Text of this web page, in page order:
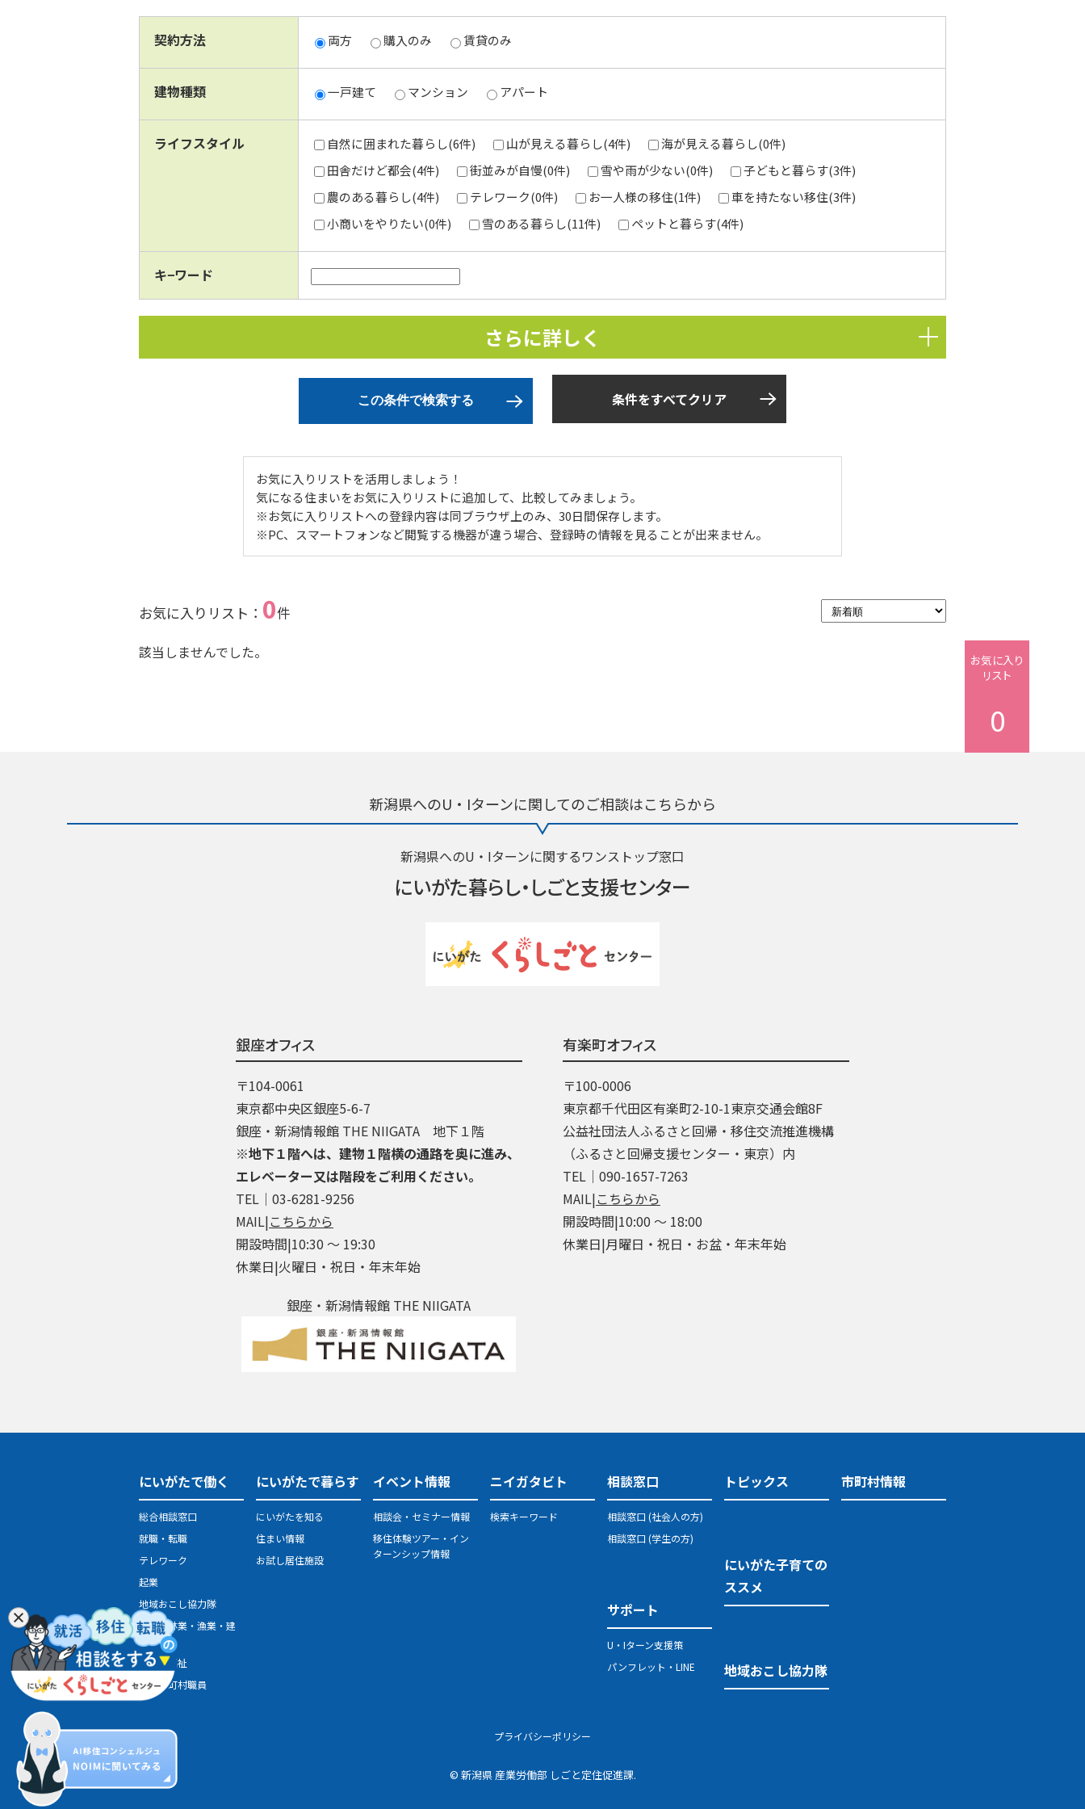
契約方法 両方 購入のみ 賃貸のみ
建物種類 一戸建て マンション アパート
ライフスタイル 自然に囲まれた暮らし(6件) 山が見える暮らし(4件)
海が見える暮らし(0件)
田舎だけど都会(4件)
街並みが自慢(0件) 雪や雨が少ない(0件)
子どもと暮らす(3件)
農のある暮らし(4件)
テレワーク(0件) お一人様の移住(1件)
車を持たない移住(3件)
小商いをやりたい(0件)
雪のある暮らし(11件) ペットと暮らす(4件)
キ−ワード
さらに詳しく
この条件で検索する 条件をすべてクリア
お気に入りリストを活用しましょう！
気になる住まいをお気に入りリストに追加して、比較してみましょう。
※お気に入りリストへの登録内容は同ブラウザ上のみ、30日間保存します。
※PC、スマートフォンなど閲覧する機器が違う場合、登録時の情報を見ることが出来ません。
お気に入りリスト： 0件
お気に入り
リスト
0
該当しませんでした。
新潟県へのU・Iターンに関してのご相談はこちらから
新潟県へのU・Iターンに関するワンストップ窓口
にいがた暮らし・しごと支援センター
銀座オフィス
〒104-0061
東京都中央区銀座5-6-7
銀座・新潟情報館 THE NIIGATA 地下１階
※地下１階へは、建物１階横の通路を奥に進み、
エレベーター又は階段をご利用ください。
TEL│03-6281-9256
MAIL|こちらから
開設時間|10:30 ～ 19:30
休業日|火曜日・祝日・年末年始
銀座・新潟情報館 THE NIIGATA
有楽町オフィス
〒100-0006
東京都千代田区有楽町2-10-1東京交通会館8F
公益社団法人ふるさと回帰・移住交流推進機構
（ふるさと回帰支援センター・東京）内
TEL│090-1657-7263
MAIL|こちらから
開設時間|10:00 ～ 18:00
休業日|月曜日・祝日・お盆・年末年始
にいがたで働く
総合相談窓口
就職・転職
テレワーク
起業
地域おこし協力隊
農業・林業・漁業・建
設業
医療・福祉
県・市町村職員
にいがたで暮らす
にいがたを知る
住まい情報
お試し居住施設
イベント情報
相談会・セミナー情報
移住体験ツアー・イン
ターンシップ情報
ニイガタビト
検索キーワード
相談窓口
相談窓口 (社会人の方)
相談窓口 (学生の方)
サポート
U・Iターン支援策
パンフレット・LINE
トピックス
にいがた子育ての
ススメ
地域おこし協力隊
市町村情報
プライバシーポリシー
© 新潟県 産業労働部 しごと定住促進課.